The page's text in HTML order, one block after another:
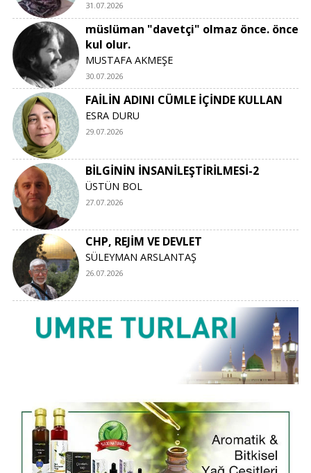
31.07.2026
müslüman "davetçi" olmaz önce. önce
kul olur.
MUSTAFA AKMEŞE
30.07.2026
FAİLİN ADINI CÜMLE İÇİNDE KULLAN
ESRA DURU
29.07.2026
BİLGİNİN İNSANİLEŞTİRİLMESİ-2
ÜSTÜN BOL
27.07.2026
CHP, REJİM VE DEVLET
SÜLEYMAN ARSLANTAŞ
26.07.2026